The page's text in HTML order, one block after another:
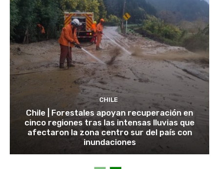
CHILE
Chile | Forestales apoyan recuperación en
cinco regiones tras las intensas lluvias que
afectaron la zona centro sur del país con
inundaciones